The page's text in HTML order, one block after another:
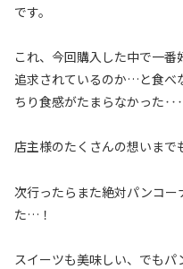
です。
これ、今回購入した中で一
追求されているのか…と食べ
ちり食感がたまらなかった
店主様のたくさんの想いまで
次行ったらまた絶対パンコ
た…！
スイーツも美味しい、でも